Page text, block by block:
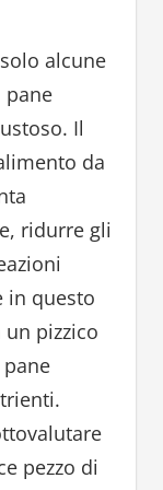
alcune
Il
da
ridurre gli
in questo
pizzico
pezzo di